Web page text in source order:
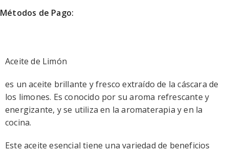
Métodos de Pago:
Aceite de Limón
es un aceite brillante y fresco extraído de la cáscara de
los limones. Es conocido por su aroma refrescante y
energizante, y se utiliza en la aromaterapia y en la
cocina.
Este aceite esencial tiene una variedad de beneficios